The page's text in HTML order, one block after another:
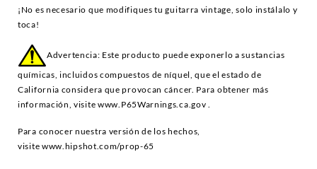
¡No es necesario que modifiques tu guitarra vintage, solo instálalo y
toca!
Advertencia: Este producto puede exponerlo a sustancias
químicas, incluidos compuestos de níquel, que el estado de
California considera que provocan cáncer. Para obtener más
información, visite www.P65Warnings.ca.gov
Para conocer nuestra versión de los hechos,
visite www.hipshot.com/prop-65